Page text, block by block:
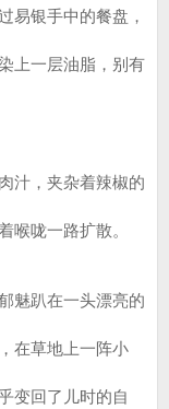
银手中的餐盘，
上一层油脂，别有
，夹杂着辣椒的
喉咙一路扩散。
趴在一头漂亮的
在草地上一阵小
变回了儿时的自